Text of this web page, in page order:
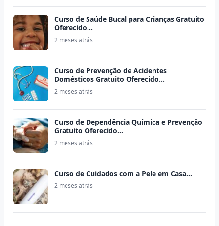
Curso de Saúde Bucal para Crianças Gratuito
Oferecido…
2 meses atrás
Curso de Prevenção de Acidentes
Domésticos Gratuito Oferecido…
2 meses atrás
Curso de Dependência Química e Prevenção
Gratuito Oferecido…
2 meses atrás
Curso de Cuidados com a Pele em Casa…
2 meses atrás